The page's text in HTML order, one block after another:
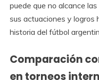
puede que no alcance
sus actuaciones y logros
historia del fútbol
Comparación
en torneos